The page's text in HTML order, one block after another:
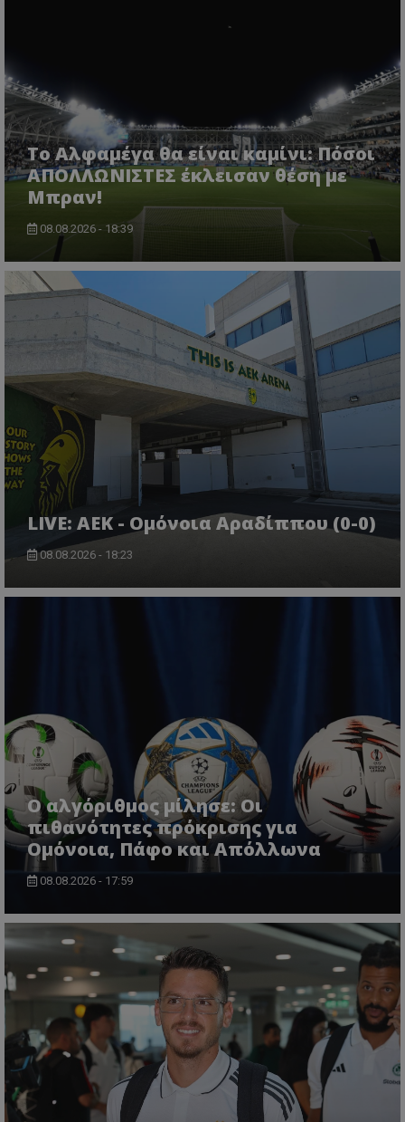
Το Αλφαμέγα θα είναι καμίνι: Πόσοι
ΑΠΟΛΛΩΝΙΣΤΕΣ έκλεισαν θέση με
Μπραν!
08.08.2026 - 18:39
LIVE: ΑΕΚ - Ομόνοια Αραδίππου (0-0)
08.08.2026 - 18:23
Ο αλγόριθμος μίλησε: Οι
πιθανότητες πρόκρισης για
Ομόνοια, Πάφο και Απόλλωνα
08.08.2026 - 17:59